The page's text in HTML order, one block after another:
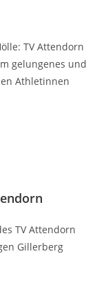
TV Attendorn
gelungenes und
Athletinnen
TV Attendorn
Gillerberg